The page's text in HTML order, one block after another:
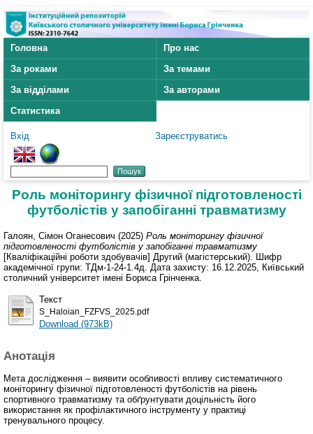
Головна
Про нас
За роками
За темами
За відділами
За авторами
Статистика
Вхід Зареєструватись
Роль моніторингу фізичної підготовленості
футболістів у запобіганні травматизму
Галоян, Сімон Оганесович (2025) Роль моніторингу фізичної
підготовленості футболістів у запобіганні травматизму
[Кваліфікаційні роботи здобувачів] Другий (магістерський). Шифр
академічної групи: ТДм-1-24-1.4д. Дата захисту: 16.12.2025, Київський
столичний університет імені Бориса Грінченка.
Текст
S_Haloian_FZFVS_2025.pdf
Download (973kB)
Анотація
Мета дослідження – виявити особливості впливу систематичного
моніторингу фізичної підготовленості футболістів на рівень
спортивного травматизму та обґрунтувати доцільність його
використання як профілактичного інструменту у практиці
тренувального процесу.